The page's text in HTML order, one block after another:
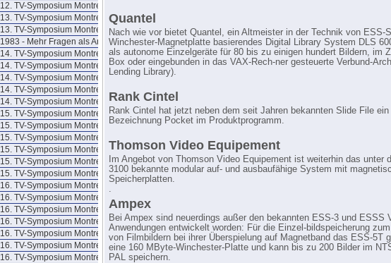
12. TV-Symposium Montreux 81/2
13. TV-Symposium Montreux 83/1
13. TV-Symposium Montreux 83/2
1983 - Mehr Fragen als Antworten
14. TV-Symposium Montreux 1985
14. TV-Symposium Montreux 85/1
14. TV-Symposium Montreux 85/2
14. TV-Symposium Montreux 85/3
14. TV-Symposium Montreux 85/4
15. TV-Symposium Montreux 1987
15. TV-Symposium Montreux 87/1
15. TV-Symposium Montreux 87/2
15. TV-Symposium Montreux 87/3
15. TV-Symposium Montreux 87/4
15. TV-Symposium Montreux 87/5
16. TV-Symposium Montreux 1989
16. TV-Symposium Montreux 89/2
16. TV-Symposium Montreux 89/3
16. TV-Symposium Montreux 89/4
16. TV-Symposium Montreux 89/5
16. TV-Symposium Montreux 89/6
16. TV-Symposium Montreux 89/7
Quantel
Nach wie vor bietet Quantel, ein Altmeister in der Technik von ESS-
Winchester-Magnetplatte basierendes Digital Library System DLS
als autonome Einzelgeräte für 80 bis zu einigen hundert Bildern, im
Box oder eingebunden in das VAX-Rech-ner gesteuerte Verbund-
Lending Library).
Rank Cintel
Rank Cintel hat jetzt neben dem seit Jahren bekannten Slide File
Bezeichnung Pocket im Produktprogramm.
Thomson Video Equipement
Im Angebot von Thomson Video Equipement ist weiterhin das unter
3100 bekannte modular auf- und ausbaufähige System mit
Speicherplatten.
.
Ampex
Bei Ampex sind neuerdings außer den bekannten ESS-3 und ESSS
Anwendungen entwickelt worden: Für die Einzel-bildspeicherung
von Filmbildern bei ihrer Überspielung auf Magnetband das ESS-5T
eine 160 MByte-Winchester-Platte und kann bis zu 200 Bilder im
PAL speichern.